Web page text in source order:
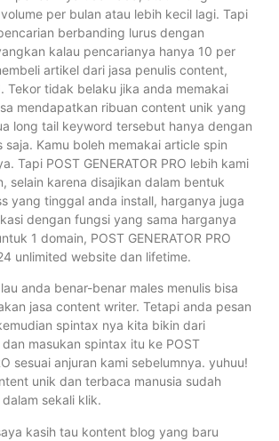
per bulan atau lebih kecil lagi. Tapi
berbanding lurus dengan
kalau pencarianya hanya 10 per
artikel dari jasa penulis content,
Tekor tidak belaku jika anda memakai
mendapatkan ribuan content unik yang
long tail keyword tersebut hanya dengan
saja. Kamu boleh memakai article spin
Tapi POST GENERATOR PRO lebih kami
selain karena disajikan dalam bentuk
yang tinggal anda install, harganya juga
dengan fungsi yang sama harganya
1 domain, POST GENERATOR PRO
unlimited website dan lifetime.
anda benar-benar males menulis bisa
jasa content writer. Tetapi anda pesan
spintax nya kita bikin dari
masukan spintax itu ke POST
sesuai anjuran kami sebelumnya. yuhuu!
unik dan terbaca manusia sudah
sekali klik.
kasih tau kontent blog yang baru